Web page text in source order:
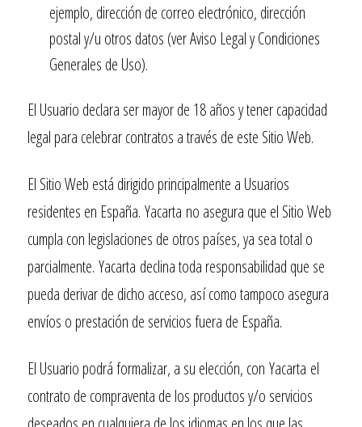
ejemplo, dirección de correo electrónico, dirección
postal y/u otros datos (ver Aviso Legal y Condiciones
Generales de Uso).
El Usuario declara ser mayor de 18 años y tener capacidad
legal para celebrar contratos a través de este Sitio Web.
El Sitio Web está dirigido principalmente a Usuarios
residentes en España. Yacarta no asegura que el Sitio Web
cumpla con legislaciones de otros países, ya sea total o
parcialmente. Yacarta declina toda responsabilidad que se
pueda derivar de dicho acceso, así como tampoco asegura
envíos o prestación de servicios fuera de España.
El Usuario podrá formalizar, a su elección, con Yacarta el
contrato de compraventa de los productos y/o servicios